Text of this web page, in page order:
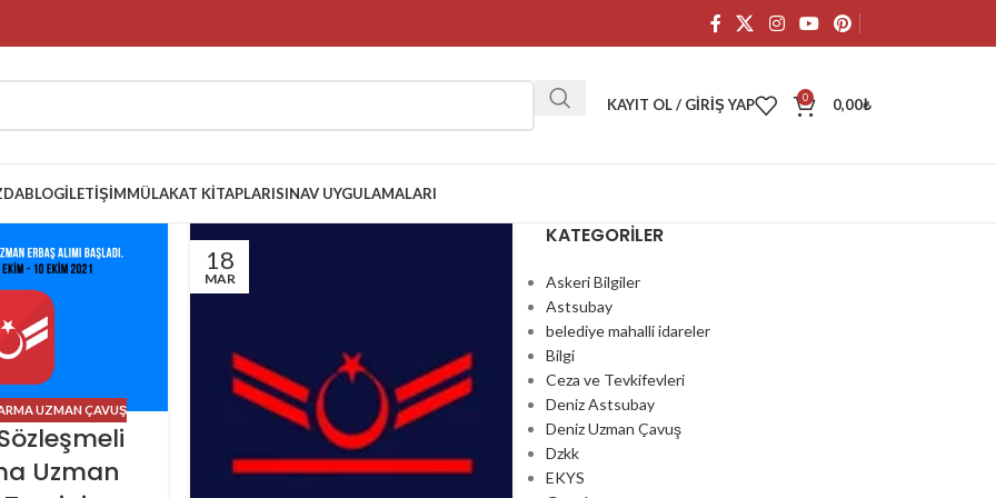
KAYIT OL / GIRIŞ YAP 0 0,00₺
BLOGİLETIŞIMMÜLAKAT KITAPLARISINAV UYGULAMALARI
UZMAN ÇAVUŞ
Uzman
18
MAR
KATEGORILER
Askeri Bilgiler
Astsubay
belediye mahalli idareler
Bilgi
Ceza ve Tevkifevleri
Deniz Astsubay
Deniz Uzman Çavuş
Dzkk
EKYS